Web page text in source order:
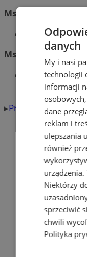
Msze św. w
, 900, 1100,
Msze św. w
od
sobota 1800
▸Przejdź do
danych
My i nasi
technologii
informacji
dane
reklam i
ulepszania
również
Niektórzy
sprzeciwić
chwili
Polityka